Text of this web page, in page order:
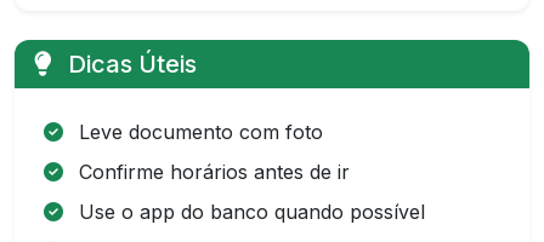
Dicas Úteis
Leve documento com foto
Confirme horários antes de ir
Use o app do banco quando possível